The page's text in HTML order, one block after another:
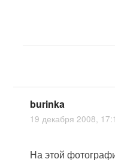
burinka
19 декабря 2008,
На этой